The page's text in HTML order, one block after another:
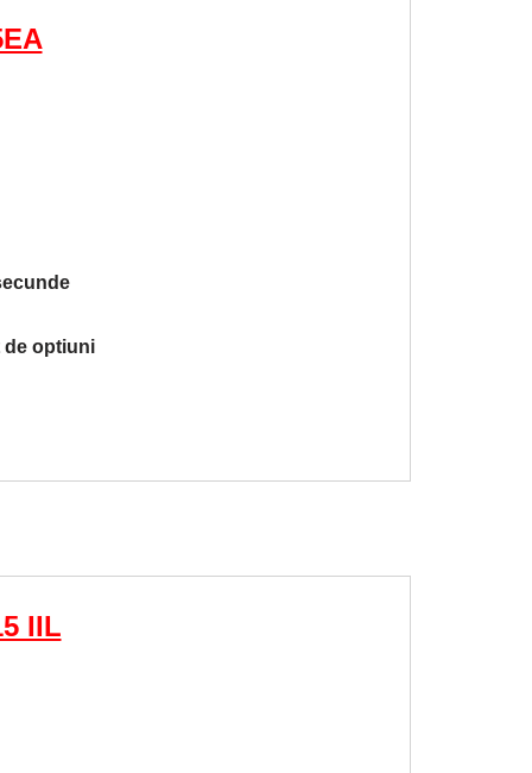
de optiuni
IIL